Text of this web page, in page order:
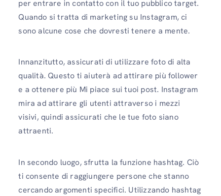
per entrare in contatto con il tuo pubblico target.
Quando si tratta di marketing su Instagram, ci
sono alcune cose che dovresti tenere a mente.
Innanzitutto, assicurati di utilizzare foto di alta
qualità. Questo ti aiuterà ad attirare più follower
e a ottenere più Mi piace sui tuoi post. Instagram
mira ad attirare gli utenti attraverso i mezzi
visivi, quindi assicurati che le tue foto siano
attraenti.
In secondo luogo, sfrutta la funzione hashtag. Ciò
ti consente di raggiungere persone che stanno
cercando argomenti specifici. Utilizzando hashtag